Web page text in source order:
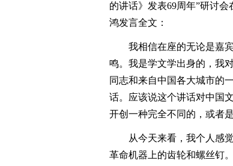
的讲话》发表69周年”研讨
鸿发言全文：
我相信在座的无论是嘉宾
鸣。我是学文学出身的，我
同志和来自中国各大城市的
话。应该说这个讲话对中国
开创一种完全不同的，或者
从今天来看，我个人感觉
革命机器上的齿轮和螺丝钉